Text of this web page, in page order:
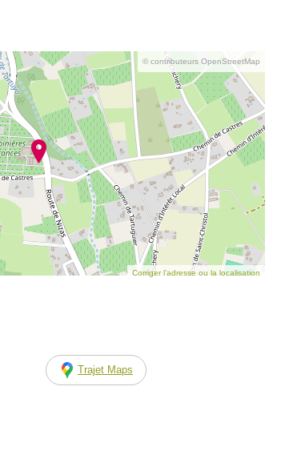
© contributeurs OpenStreetMap
Corriger l’adresse ou la localisation
Trajet Maps